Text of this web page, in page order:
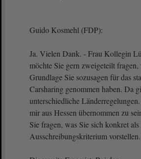
Guido Kosmehl (FDP):
Ja. Vielen Dank. - Frau Kollegin
möchte Sie gern zweigeteilt
Grundlage Sie sozusagen für das
Carsharing genommen haben. Da
unterschiedliche
mir aus Hessen übernommen zu
Sie fragen, was Sie sich konkret als
Ausschreibungskriterium vorstellen.